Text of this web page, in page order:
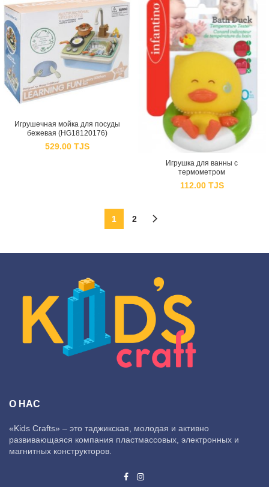
Игрушечная мойка для посуды
бежевая (HG18120176)
529.00 TJS
Игрушка для ванны с
термометром
112.00 TJS
1 2
О НАС
«Kids Crafts» – это таджикская, молодая и активно
развивающаяся компания пластмассовых, электронных и
магнитных конструкторов.